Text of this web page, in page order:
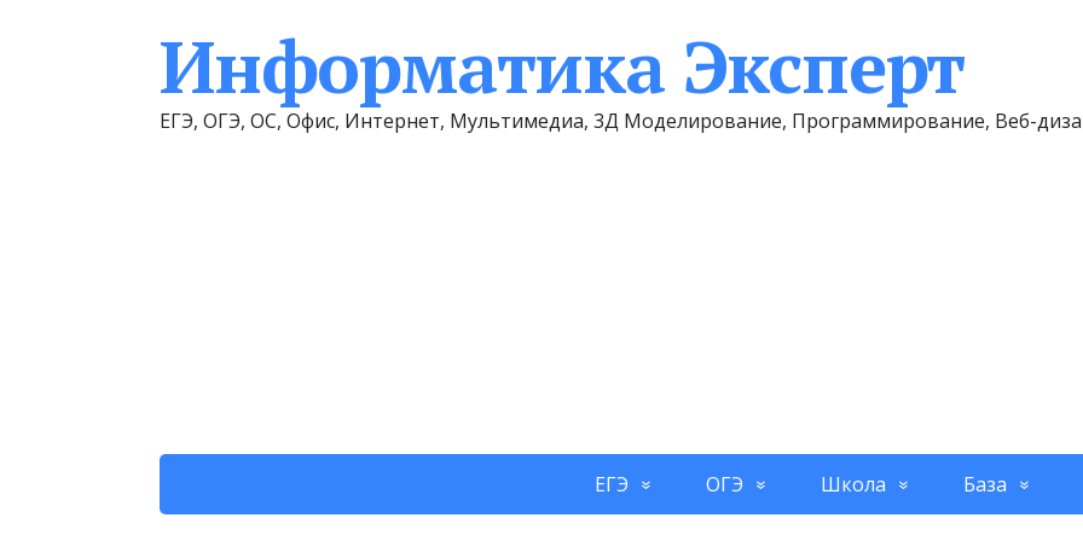
Информатика Эксперт
ЕГЭ, ОГЭ, ОС, Офис, Интернет, Мультимедиа, 3Д Моделирование, Программирование, Веб-
ЕГЭ ОГЭ Школа База